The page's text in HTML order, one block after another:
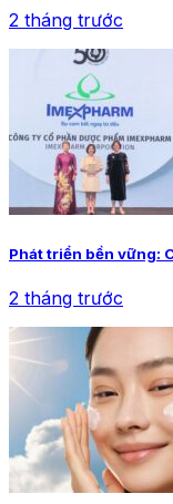
2 tháng trước
Phát triển bền vững:
2 tháng trước